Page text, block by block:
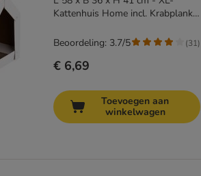
Kattenhuis Home incl. Krabplank -
€ 6,69
Beoordeling: 3.7/5 (31)
Toevoegen aan
winkelwagen